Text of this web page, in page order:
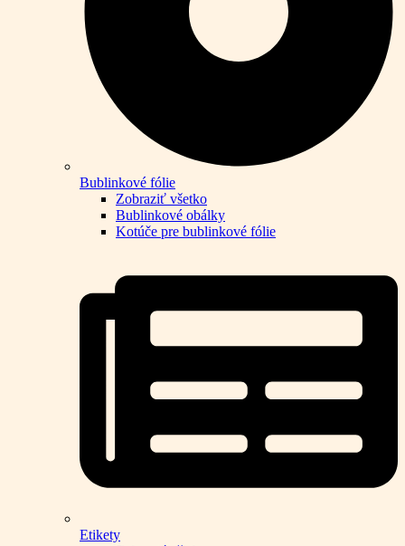
Bublinkové fólie
Zobraziť všetko
Bublinkové obálky
Kotúče pre bublinkové fólie
Etikety